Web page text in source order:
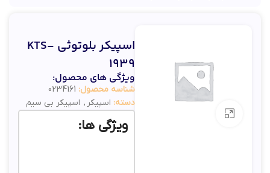
اسپیکر بلوتوثی KTS-
1939
ویژگی های محصول:
شناسه محصول: 0234161
دسته: اسپیکر , اسپیکر بی سیم
ویژگی ها: